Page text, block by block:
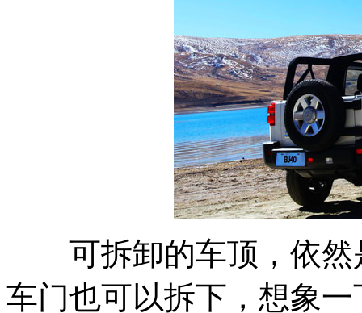
可拆卸的车顶，依然
车门也可以拆下，想象